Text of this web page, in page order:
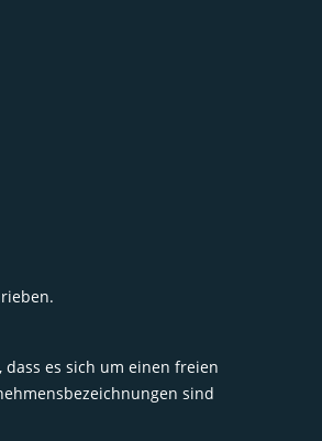
es sich um einen freien
sind